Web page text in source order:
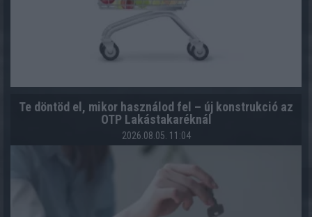
Te döntöd el, mikor használod fel – új konstrukció az
OTP Lakástakaréknál
2026.08.05. 11:04